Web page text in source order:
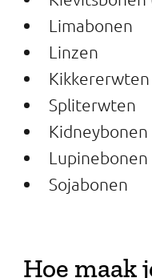
Limabonen
Linzen
Kikkererwten
Spliterwten
Kidneybonen
Lupinebonen
Sojabonen
Hoe maak